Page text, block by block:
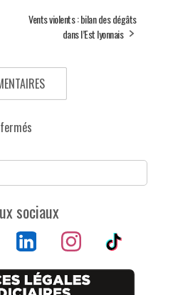
Vents violents : bilan des dégâts
dans l’Est lyonnais
sociaux